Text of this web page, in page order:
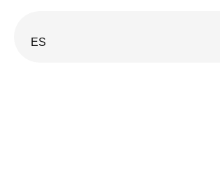
ES